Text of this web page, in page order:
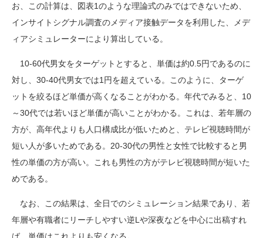
お、この計算は、図表1のような理論式のみではできないため、
インサイトシグナル調査のメディア接触データを利用した、メデ
ィアシミュレーターにより算出している。
10-60代男女をターゲットとすると、単価は約0.5円であるのに
対し、30-40代男女では1円を超えている。このように、ターゲ
ットを絞るほど単価が高くなることがわかる。年代でみると、10
～30代では若いほど単価が高いことがわかる。これは、若年層の
方が、高年代よりも人口構成比が低いためと、テレビ視聴時間が
短い人が多いためである。20-30代の男性と女性で比較すると男
性の単価の方が高い。これも男性の方がテレビ視聴時間が短いた
めである。
なお、この結果は、全日でのシミュレーション結果であり、若
年層や有職者にリーチしやすい逆Lや深夜などを中心に出稿すれ